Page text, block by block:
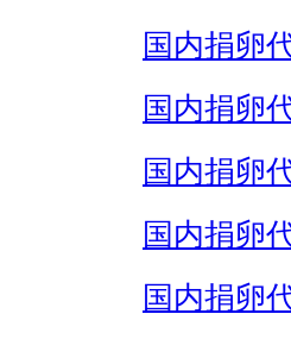
国内捐卵
国内捐卵
国内捐卵
国内捐卵
国内捐卵